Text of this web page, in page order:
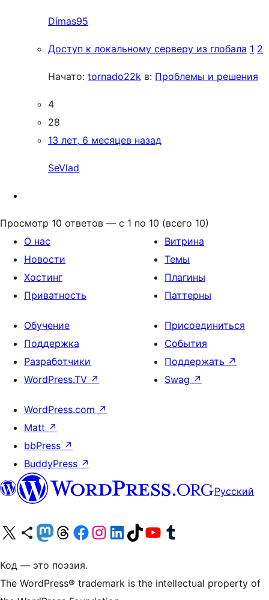
Dimas95
Доступ к локальному серверу из глобала 1 2
Начато: tornado22k в: Проблемы и решения
4
28
13 лет, 6 месяцев назад
SeVlad
Просмотр 10 ответов — с 1 по 10 (всего 10)
О нас
Новости
Хостинг
Приватность
Витрина
Темы
Плагины
Паттерны
Обучение
Поддержка
Разработчики
WordPress.TV ↗
Присоединиться
События
Поддержать ↗
Swag ↗
WordPress.com ↗
Matt ↗
bbPress ↗
BuddyPress ↗
Русский
Посетите нас в X (ранее Twitter)
Посетите нашу учётную запись в Bluesky
Посетите нашу ленту в Mastodon
Посетите нашу учётную запись в Threads
Посетите нашу страницу на Facebook
Посетите наш Instagram
Посетите нашу страницу в LinkedIn
Посетите нашу учётную запись в TikTok
Посетите наш канал YouTube
Посетите нашу учётную запись в Tumblr
Код — это поэзия.
The WordPress® trademark is the intellectual property of